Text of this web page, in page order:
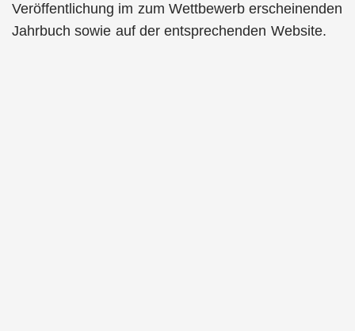
Veröffentlichung im zum Wettbewerb erscheinenden
Jahrbuch sowie auf der entsprechenden Website.